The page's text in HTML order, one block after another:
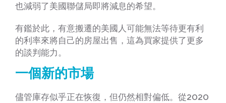
也減弱了美國聯儲局即將減息的希望。
有鑑於此，有意搬遷的美國人可能無法等待更有利
的利率來將自己的房屋出售，這為買家提供了更多
的談判能力。
一個新的市場
儘管庫存似乎正在恢復，但仍然相對偏低。從2020